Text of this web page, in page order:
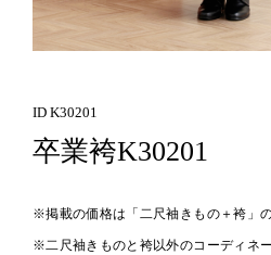
ID K30201
卒業袴K30201
※掲載の価格は「二尺袖きもの＋袴」
※二尺袖きものと袴以外のコーディネ